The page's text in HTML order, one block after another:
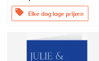
offers Elke dag lage prijzen